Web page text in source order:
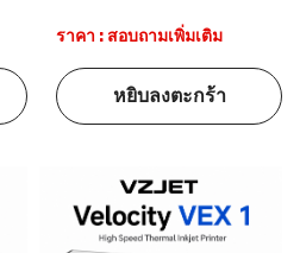
ราคา : สอบถามเพิ่มเติม
หยิบลงตะกร้า